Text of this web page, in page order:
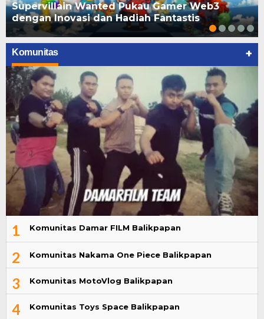
Supervillain Wanted Pukau Gamer Web3
dengan Inovasi dan Hadiah Fantastis
Komunitas +
1 Komunitas Damar FILM Balikpapan
2 Komunitas Nakama One Piece Balikpapan
3 Komunitas MotoVlog Balikpapan
4 Komunitas Toys Space Balikpapan